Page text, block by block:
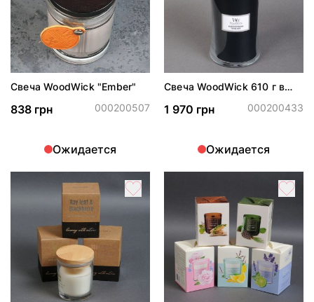
Свеча WoodWick "Ember"
838 грн 000200507
Ожидается
Свеча WoodWick 610 г в
1 970 грн 000200433
Ожидается